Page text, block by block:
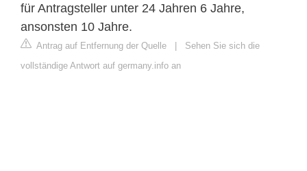
für Antragsteller unter 24 Jahren 6 Jahre,
ansonsten 10 Jahre.
Antrag auf Entfernung der Quelle | Sehen Sie sich die
vollständige Antwort auf germany.info an